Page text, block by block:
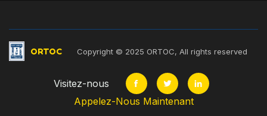
ORTOC Copyright © 2025 ORTOC, All rights reserved
Visitez-nous
Appelez-Nous Maintenant